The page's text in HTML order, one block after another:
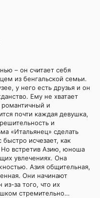
– он считает себя
из бенгальской семьи.
у него есть друзья и он
Ему не хватает
и
почти каждая девушка,
и
«Итальянец» сделать
исчезает, как
Но встретив Азию, юноша
увлечениях. Она
Азия общительная,
Они начинают
из-за того, что их
стремительно…